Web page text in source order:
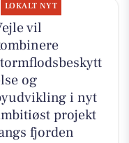
LOKALT NYT
vil
og
i nyt
projekt
fjorden